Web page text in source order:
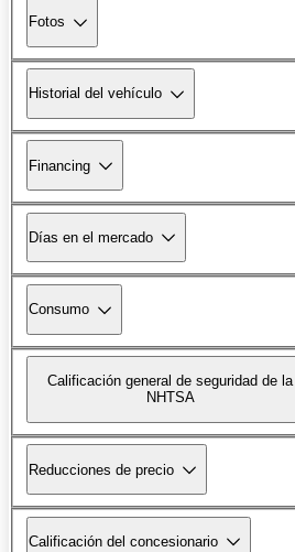
Fotos
Historial del vehículo
Financing
Días en el mercado
Consumo
Calificación general de seguridad de la
NHTSA
Reducciones de precio
Calificación del concesionario